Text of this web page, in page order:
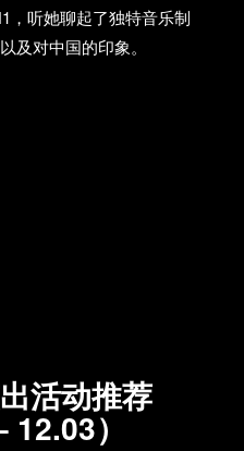
，听她聊起了独特音乐制
及对中国的印象。
活动推荐
）